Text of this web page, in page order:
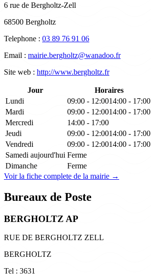
6 rue de Bergholtz-Zell
68500 Bergholtz
Telephone : 03 89 76 91 06
Email : mairie.bergholtz@wanadoo.fr
Site web : http://www.bergholtz.fr
Jour
Horaires
Lundi
09:00 - 12:0014:00 - 17:00
Mardi
09:00 - 12:0014:00 - 17:00
Mercredi
14:00 - 17:00
Jeudi
09:00 - 12:0014:00 - 17:00
Vendredi
09:00 - 12:0014:00 - 17:00
Samedi aujourd'hui Ferme
Dimanche
Ferme
Voir la fiche complete de la mairie →
Bureaux de Poste
BERGHOLTZ AP
RUE DE BERGHOLTZ ZELL
BERGHOLTZ
Tel : 3631